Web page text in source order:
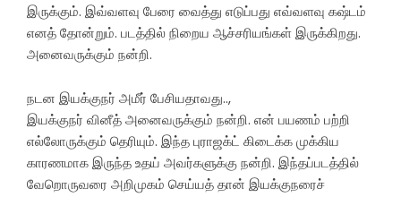
இருக்கும். இவ்வளவு பேரை வைத்து எடுப்பது எவ்வளவு கஷ்டம்
எனத் தோன்றும். படத்தில் நிறைய ஆச்சரியங்கள் இருக்கிறது.
அனைவருக்கும் நன்றி.
நடன இயக்குநர் அமீர் பேசியதாவது..,
இயக்குநர் வினீத் அனைவருக்கும் நன்றி. என் பயணம் பற்றி
எல்லோருக்கும் தெரியும். இந்த புராஜக்ட் கிடைக்க முக்கிய
காரணமாக இருந்த உதய் அவர்களுக்கு நன்றி. இந்தப்படத்தில்
வேறொருவரை அறிமுகம் செய்யத் தான் இயக்குநரைச்